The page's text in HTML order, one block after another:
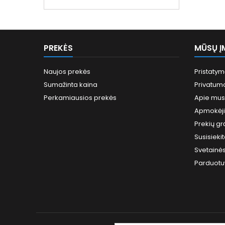
PREKĖS
Naujos prekės
Sumažinta kaina
Perkamiausios prekės
MŪSŲ
Apie mus
Prekių